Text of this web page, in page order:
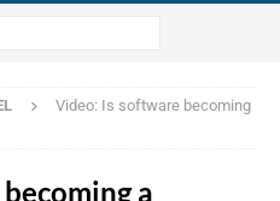
Video: Is software becoming
a